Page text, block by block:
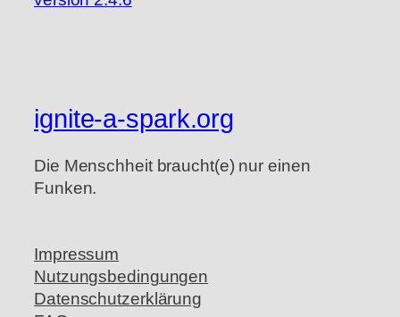
ignite-a-spark.org
Die Menschheit braucht(e) nur einen
Funken.
Impressum
Nutzungsbedingungen
Datenschutzerklärung